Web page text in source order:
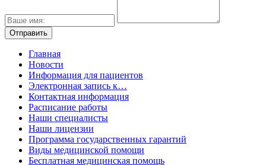
Главная
Новости
Информация для пациентов
Электронная запись к…
Контактная информация
Расписание работы
Наши специалисты
Наши лицензии
Программа государственных гарантий
Виды медицинской помощи
Бесплатная медицинская помощь